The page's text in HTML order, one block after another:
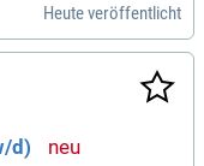
Heute veröffentlicht
d)